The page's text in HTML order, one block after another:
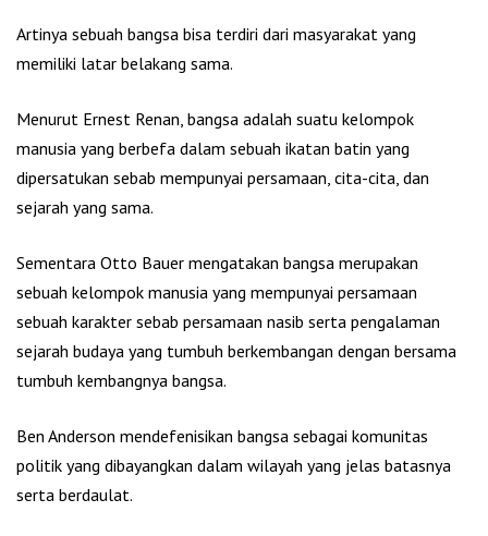
Artinya sebuah bangsa bisa terdiri dari masyarakat yang
memiliki latar belakang sama.
Menurut Ernest Renan, bangsa adalah suatu kelompok
manusia yang berbefa dalam sebuah ikatan batin yang
dipersatukan sebab mempunyai persamaan, cita-cita, dan
sejarah yang sama.
Sementara Otto Bauer mengatakan bangsa merupakan
sebuah kelompok manusia yang mempunyai persamaan
sebuah karakter sebab persamaan nasib serta pengalaman
sejarah budaya yang tumbuh berkembangan dengan bersama
tumbuh kembangnya bangsa.
Ben Anderson mendefenisikan bangsa sebagai komunitas
politik yang dibayangkan dalam wilayah yang jelas batasnya
serta berdaulat.